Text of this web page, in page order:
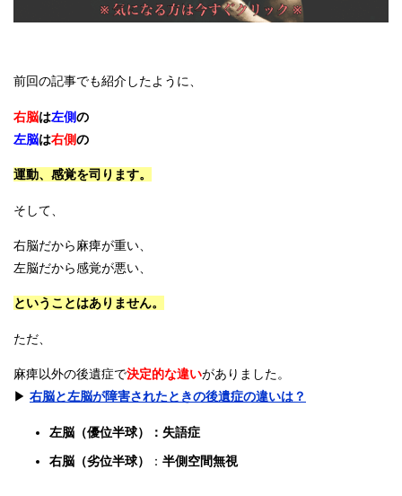
前回の記事でも紹介したように、
右脳は左側の
左脳は右側の
運動、感覚を司ります。
そして、
右脳だから麻痺が重い、
左脳だから感覚が悪い、
ということはありません。
ただ、
麻痺以外の後遺症で決定的な違いがありました。
▶︎ 右脳と左脳が障害されたときの後遺症の違いは？
左脳（優位半球）：失語症
右脳（劣位半球） ： 半側空間無視